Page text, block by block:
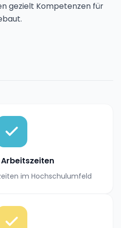
gezielt Kompetenzen für
Arbeitszeiten
im Hochschulumfeld